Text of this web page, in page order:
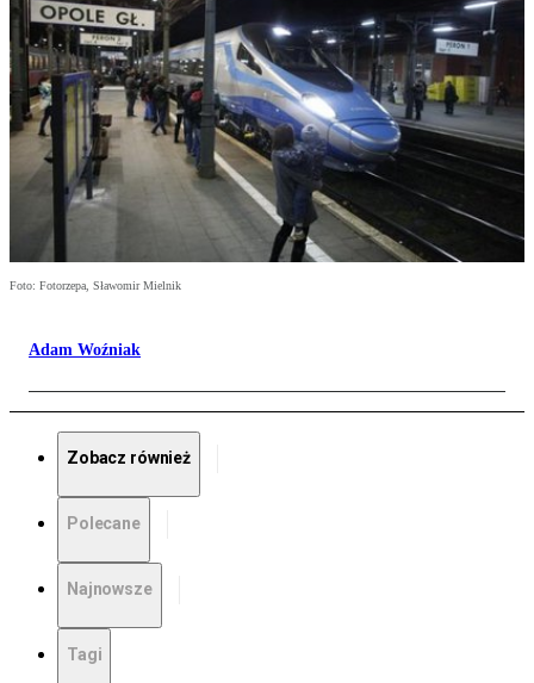
Foto: Fotorzepa, Sławomir Mielnik
Adam Woźniak
Zobacz również
Polecane
Najnowsze
Tagi